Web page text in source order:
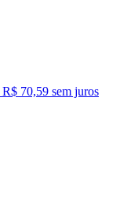
R$ 70,59 sem juros